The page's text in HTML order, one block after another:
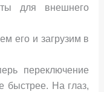
его и загрузим в
переключение
быстрее. На глаз,